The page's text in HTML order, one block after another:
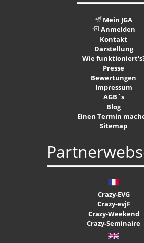
Mein JGA
Anmelden
Kontakt
Darstellung
Wie
Presse
Bewertungen
Impressum
AGB´s
Blog
Einen Termin
Sitemap
Crazy-EVG
Crazy-evjF
Crazy-Weekend
Crazy-Seminaire